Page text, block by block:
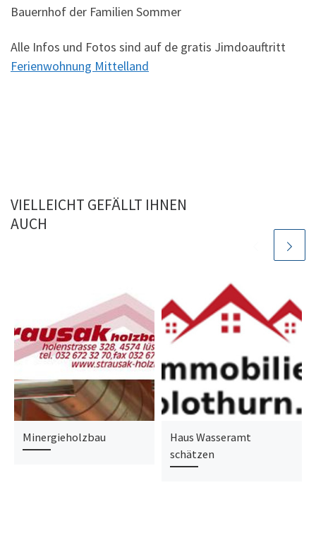
Bauernhof der Familien Sommer
Alle Infos und Fotos sind auf de gratis Jimdoauftritt
Ferienwohnung Mittelland
VIELLEICHT GEFÄLLT IHNEN
AUCH
Minergieholzbau
Haus Wasseramt
schätzen